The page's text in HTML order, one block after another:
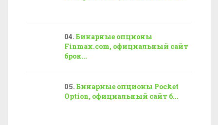
Бинарные опционы
Finmax.com, официальный сайт
брок...
Бинарные опционы Pocket
Option, официальный сайт б...